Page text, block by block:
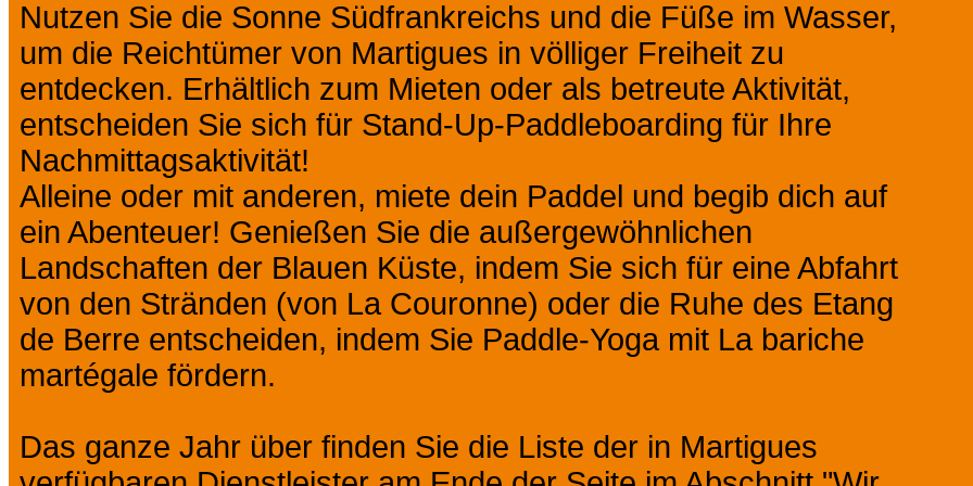
Nutzen Sie die Sonne Südfrankreichs und die Füße im Wasser,
um die Reichtümer von Martigues in völliger Freiheit zu
entdecken. Erhältlich zum Mieten oder als betreute Aktivität,
entscheiden Sie sich für Stand-Up-Paddleboarding für Ihre
Nachmittagsaktivität!
Alleine oder mit anderen, miete dein Paddel und begib dich auf
ein Abenteuer! Genießen Sie die außergewöhnlichen
Landschaften der Blauen Küste, indem Sie sich für eine Abfahrt
von den Stränden (von La Couronne) oder die Ruhe des Etang
de Berre entscheiden, indem Sie Paddle-Yoga mit La bariche
martégale fördern.
Das ganze Jahr über finden Sie die Liste der in Martigues